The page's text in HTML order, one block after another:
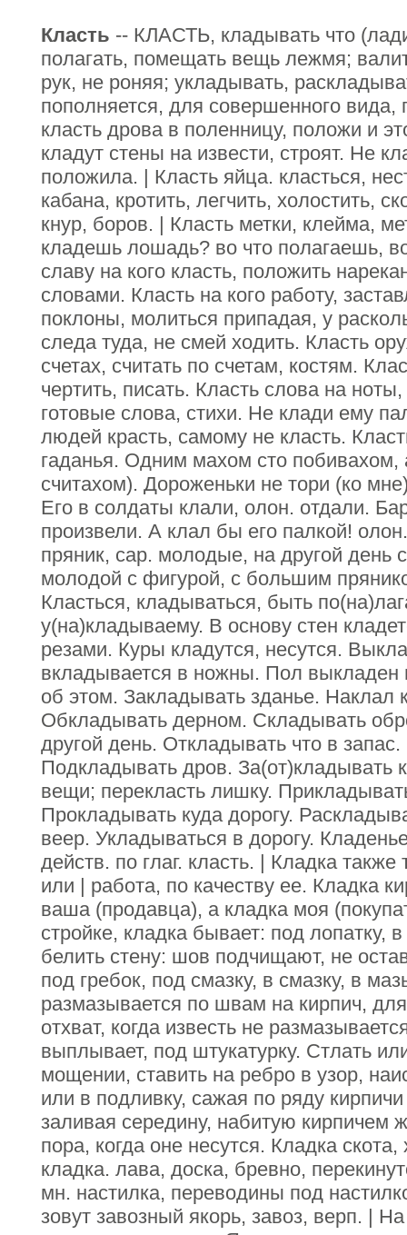
Класть -- КЛАСТЬ, кладывать что
полагать, помещать вещь лежмя;
рук, не роняя; укладывать,
пополняется, для совершенного вида,
класть дрова в поленницу, положи и
кладут стены на извести, строят. Не
положила. | Класть яйца. класться,
кабана, кротить, легчить, холостить,
кнур, боров. | Класть метки, клейма,
кладешь лошадь? во что полагаешь,
славу на кого класть, положить
словами. Класть на кого работу,
поклоны, молиться припадая, у
следа туда, не смей ходить. Класть
счетах, считать по счетам, костям.
чертить, писать. Класть слова на
готовые слова, стихи. Не клади ему
людей красть, самому не класть.
гаданья. Одним махом сто побивахом,
считахом). Дороженьки не тори (ко
Его в солдаты клали, олон. отдали.
произвели. А клал бы его палкой!
пряник, сар. молодые, на другой день
молодой с фигурой, с большим
Класться, кладываться, быть
у(на)кладываему. В основу стен
резами. Куры кладутся, несутся.
вкладывается в ножны. Пол
об этом. Закладывать зданье. Наклал
Обкладывать дерном. Складывать
другой день. Откладывать что в
Подкладывать дров. За(от)кладывать
вещи; перекласть лишку.
Прокладывать куда дорогу.
веер. Укладываться в дорогу.
действ. по глаг. класть. | Кладка
или | работа, по качеству ее. Кладка
ваша (продавца), а кладка моя
стройке, кладка бывает: под лопатку,
белить стену: шов подчищают, не
под гребок, под смазку, в смазку, в
размазывается по швам на кирпич,
отхват, когда известь не
выплывает, под штукатурку. Стлать
мощении, ставить на ребро в узор,
или в подливку, сажая по ряду
заливая середину, набитую кирпичем
пора, когда оне несутся. Кладка
кладка. лава, доска, бревно,
мн. настилка, переводины под
зовут завозный якорь, завоз, верп. |